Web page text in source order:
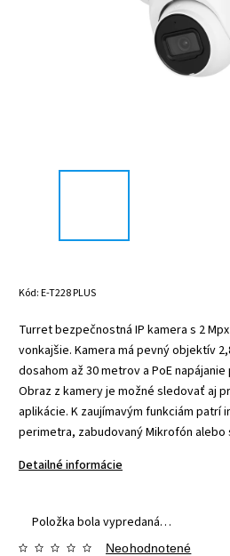
Kód:E-T228 PLUS
Turret bezpečnostná IP kamera s 2
vonkajšie. Kamera má pevný objektív
dosahom až 30 metrov a PoE
Obraz z kamery je možné sledovať aj
aplikácie. K zaujímavým funkciám patrí
perimetra, zabudovaný Mikrofón alebo
Detailné informácie
Položka bola vypredaná…
Neohodnotené